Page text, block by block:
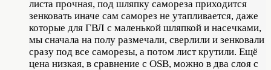
листа прочная, под шляпку самореза приходится
зенковать иначе сам саморез не утапливается, даже
которые для ГВЛ с маленькой шляпкой и насечками,
мы сначала на полу размечали, сверлили и зенковали
сразу под все саморезы, а потом лист крутили. Ещё
цена низкая, в сравнение с OSB, можно в два слоя с